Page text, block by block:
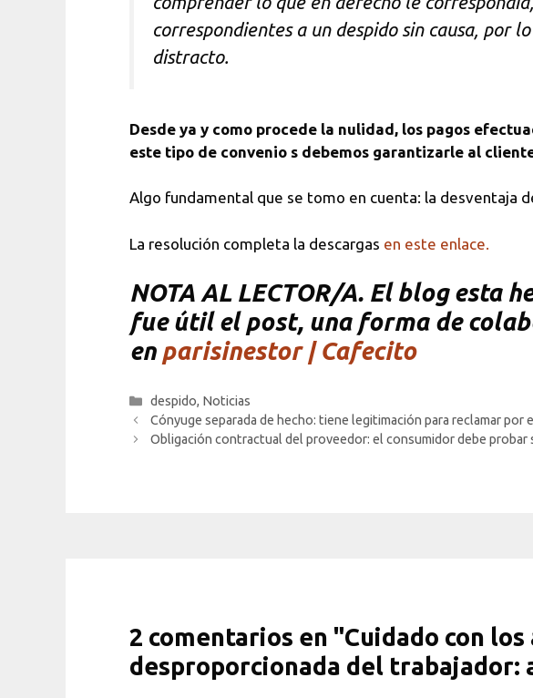
correspondientes a un despido sin causa, por
distracto.
Desde ya y como procede la nulidad, los pagos
este tipo de convenio s debemos garantizarle al
Algo fundamental que se tomo en cuenta: la desventaja
La resolución completa la descargas en este enlace.
NOTA AL LECTOR/A. El blog esta
fue útil el post, una forma de
en parisinestor | Cafecito
Categorías
despido, Noticias
Cónyuge separada de hecho: tiene legitimación para reclamar por
Obligación contractual del proveedor: el consumidor debe probar
2 comentarios en "Cuidado con
desproporcionada del trabajador: